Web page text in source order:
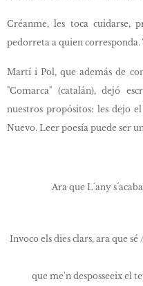
Créanme, les toca cuidarse,
pedorreta a quien corresponda.
Martí i Pol, que además de
"Comarca" (catalán), dejó
nuestros propósitos: les dejo
Nuevo. Leer poesía puede ser
Ara que L´any
Invoco els dies clars, ara que
que me'n desposseeix el